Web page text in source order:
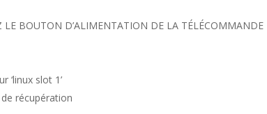
BOUTON D’ALIMENTATION DE LA TÉLÉCOMMANDE
‘linux slot 1’
récupération